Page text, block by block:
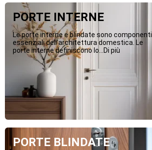
PORTE INTERNE
Le porte interne e blindate sono componenti
essenziali dell’architettura domestica. Le
porte interne definiscono lo...Di più
PORTE BLINDATE